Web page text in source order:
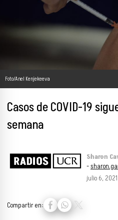
Foto/Anel Kenjekeeva
Casos de COVID-19
semana
Sharon
-
julio 6, 2021
Compartir en: